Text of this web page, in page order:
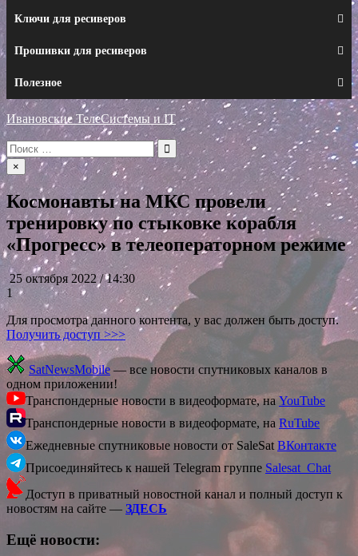
Ключи для ресиверов
Прошивки для ресиверов
Полезное
Ивановские ТелеСистемы и IT
Искать:
×
Космонавты на МКС провели
тренировку по стыковке корабля
«Прогресс» в телеоператорном режиме
25 октября 2022 / 14:30
1
Для просмотра данного контента, у вас должен быть доступ.
Получить доступ >>>
SatNewsMobile — все новости спутниковых каналов в
одном приложении!
Транспондерные новости в видеоформате, наYouTube
Транспондерные новости в видеоформате, на RuTube
Ежедневные спутниковые новости от SaleSat ВКонтакте
Присоединяйтесь к нашей Telegram группе Salesat_Chat
Доступ в приватный новостной канал и полный доступ к
новостям на сайте — ЗДЕСЬ
Ещё новости: